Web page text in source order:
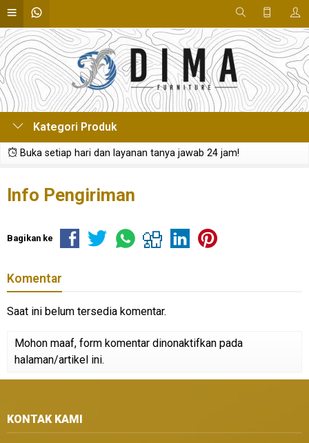
Kategori Produk
Buka setiap hari dan layanan tanya jawab 24 jam!
Info Pengiriman
Bagikan ke
Komentar
Saat ini belum tersedia komentar.
Mohon maaf, form komentar dinonaktifkan pada
halaman/artikel ini.
KONTAK KAMI